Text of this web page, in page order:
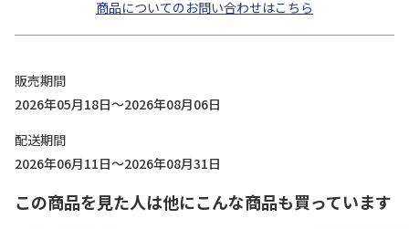
商品についてのお問い合わせはこちら
販売期間
2026年05月18日～2026年08月06日
配送期間
2026年06月11日～2026年08月31日
この商品を見た人は他にこんな商品も買っています